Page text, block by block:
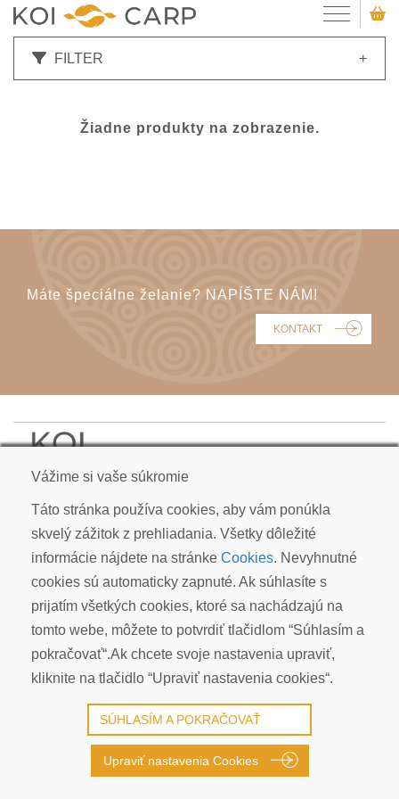
FILTER +
Žiadne produkty na zobrazenie.
Máte špeciálne želanie? NAPÍŠTE NÁM!
KONTAKT
Kudlákova 7, ​841 01 Bratislava
info@koicarp.sk
OBCHODNÉ PODMIENKY
REKLAMÁCIE
PRIVACY POLICY | GDPR
COOKIES
© COPYRIGHT 2026 ALL RIGHTS RESERVED
Vážime si vaše súkromie
Táto stránka používa cookies, aby vám ponúkla
skvelý zážitok z prehliadania. Všetky dôležité
informácie nájdete na stránke Cookies. Nevyhnutné
cookies sú automaticky zapnuté. Ak súhlasíte s
prijatím všetkých cookies, ktoré sa nachádzajú na
tomto webe, môžete to potvrdiť tlačidlom “Súhlasím a
pokračovať“.Ak chcete svoje nastavenia upraviť,
kliknite na tlačidlo “Upraviť nastavenia cookies“.
SÚHLASÍM A POKRAČOVAŤ
Upraviť nastavenia Cookies